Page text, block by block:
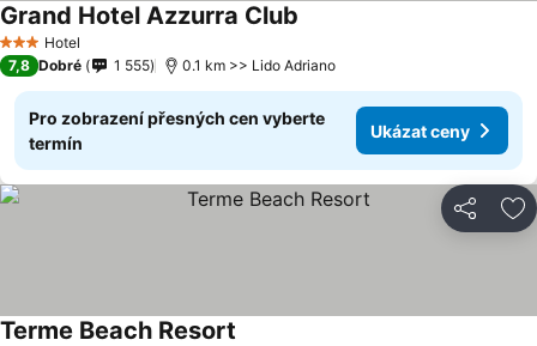
3 Počet hvězdiček
Hotel
Grand Hotel Azzurra Club
7,8 Dobré 1 555 0.1 km >> Lido Adriano
Pro zobrazení přesných cen vyberte
termín
Ukázat ceny
Sdílet
Terme Beach Resort